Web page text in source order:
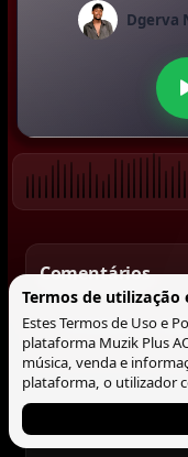
Dgerva
Comentários
Termos de
Estes Termos de Uso e
plataforma Muzik Plus
música, venda e
plataforma, o utilizador